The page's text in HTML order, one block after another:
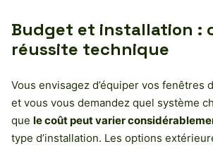
Budget et installation :
réussite technique
Vous envisagez d’équiper vos fenêtres
et vous vous demandez quel système
que le coût peut varier
type d’installation. Les options